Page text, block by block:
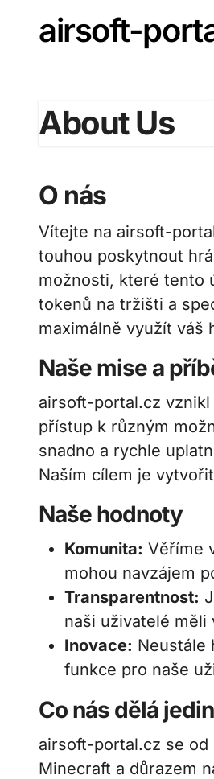
contentairsoft-
About Us
O nás
Vítejte na airsoft-
touhou poskytnout
možnosti, které tento
tokenů na tržišti a
maximálně využít váš
Naše mise a
airsoft-portal.cz
přístup k různým
snadno a rychle
Naším cílem je
Naše hodnoty
Komunita: Věříme
mohou navzájem
Transparentnost:
naši uživatelé měli
Inovace: Neustále
funkce pro naše
Co nás dělá
airsoft-portal.cz se
Minecraft a důrazem